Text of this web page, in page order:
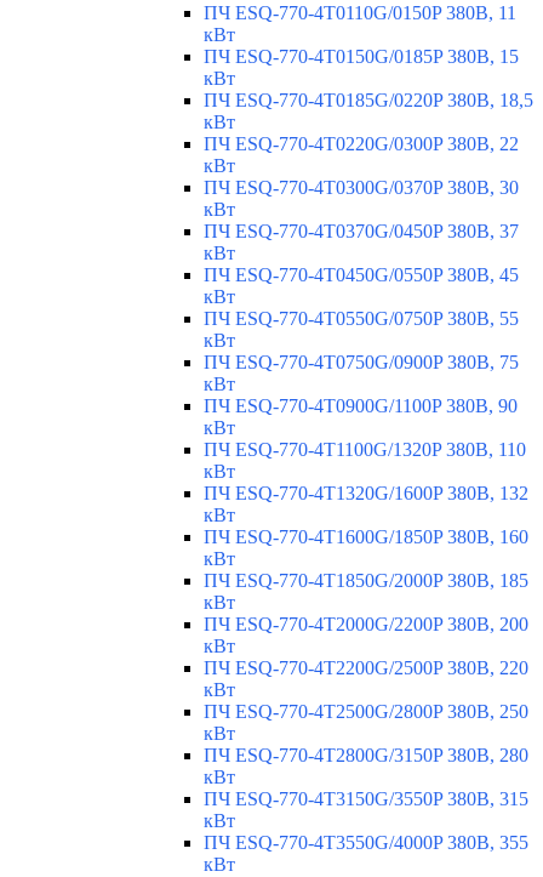
ПЧ ESQ-770-4T0110G/0150P 380В, 11
кВт
ПЧ ESQ-770-4T0150G/0185P 380В, 15
кВт
ПЧ ESQ-770-4T0185G/0220P 380В, 18,5
кВт
ПЧ ESQ-770-4T0220G/0300P 380В, 22
кВт
ПЧ ESQ-770-4T0300G/0370P 380В, 30
кВт
ПЧ ESQ-770-4T0370G/0450P 380В, 37
кВт
ПЧ ESQ-770-4T0450G/0550P 380В, 45
кВт
ПЧ ESQ-770-4T0550G/0750P 380В, 55
кВт
ПЧ ESQ-770-4T0750G/0900P 380В, 75
кВт
ПЧ ESQ-770-4T0900G/1100P 380В, 90
кВт
ПЧ ESQ-770-4T1100G/1320P 380В, 110
кВт
ПЧ ESQ-770-4T1320G/1600P 380В, 132
кВт
ПЧ ESQ-770-4T1600G/1850P 380В, 160
кВт
ПЧ ESQ-770-4T1850G/2000P 380В, 185
кВт
ПЧ ESQ-770-4T2000G/2200P 380В, 200
кВт
ПЧ ESQ-770-4T2200G/2500P 380В, 220
кВт
ПЧ ESQ-770-4T2500G/2800P 380В, 250
кВт
ПЧ ESQ-770-4T2800G/3150P 380В, 280
кВт
ПЧ ESQ-770-4T3150G/3550P 380В, 315
кВт
ПЧ ESQ-770-4T3550G/4000P 380В, 355
кВт